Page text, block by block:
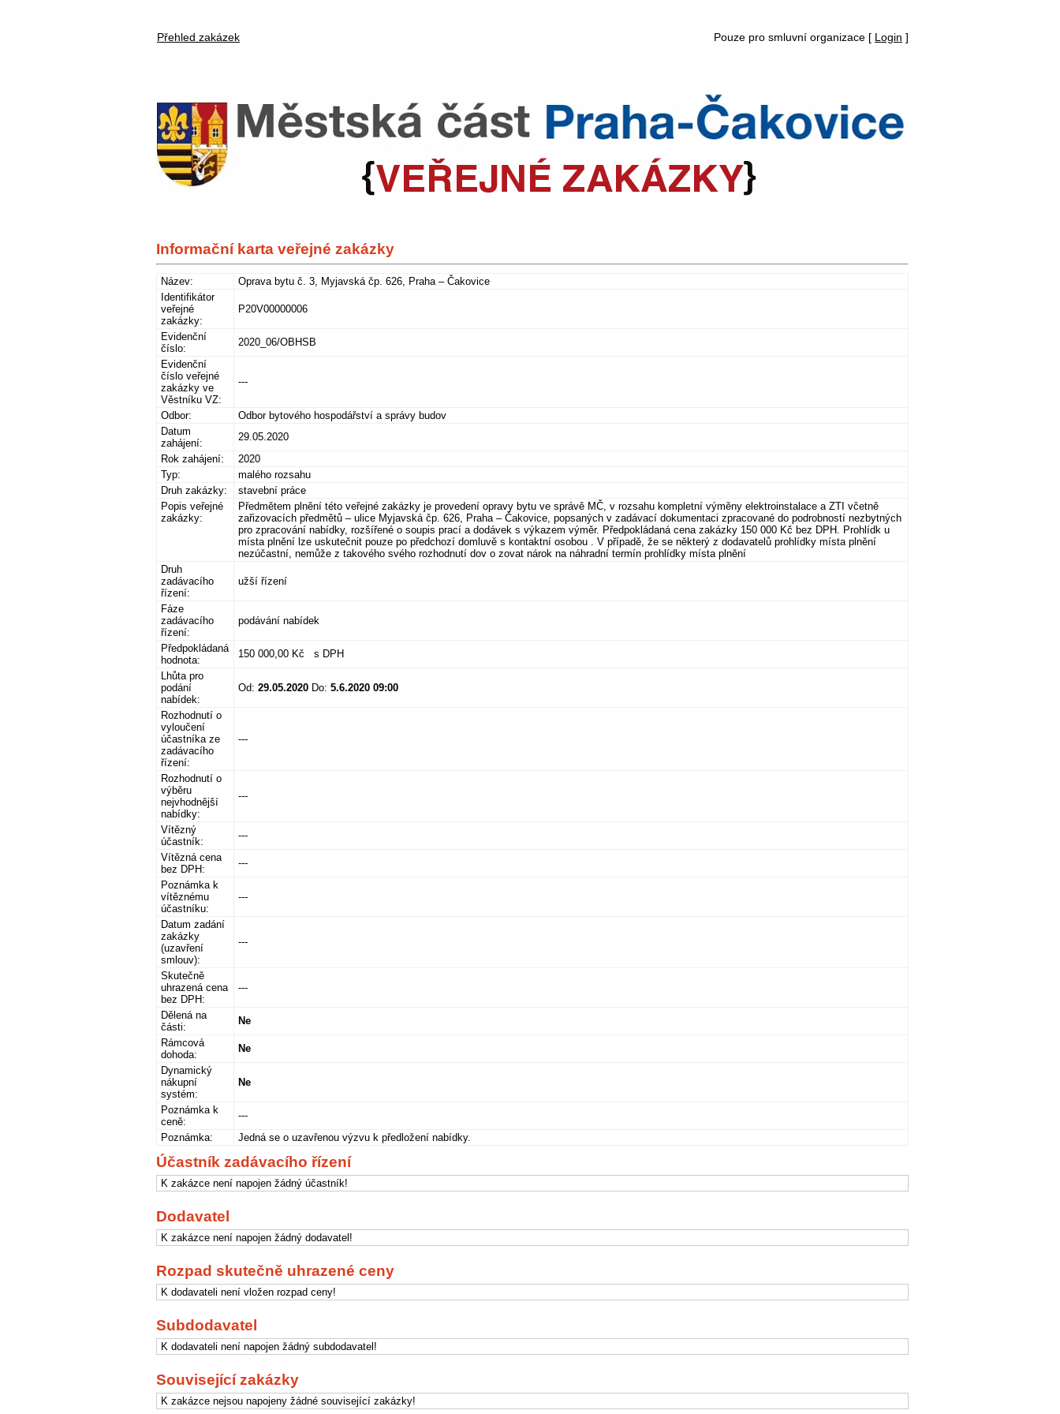
Přehled zakázek Pouze pro smluvní organizace [ Login ]
Informační karta veřejné zakázky
Název:
Oprava bytu č. 3, Myjavská čp. 626, Praha – Čakovice
Identifikátor
veřejné
zakázky:
P20V00000006
Evidenční
číslo:
2020_06/OBHSB
Evidenční
číslo veřejné
zakázky ve
Věstníku VZ:
---
Odbor:
Odbor bytového hospodářství a správy budov
Datum
zahájení:
29.05.2020
Rok zahájení:
2020
Typ:
malého rozsahu
Druh zakázky:
stavební práce
Popis veřejné
zakázky:
Předmětem plnění této veřejné zakázky je provedení opravy bytu ve správě MČ, v rozsahu kompletní výměny elektroinstalace a ZTI včetně
zařizovacích předmětů – ulice Myjavská čp. 626, Praha – Čakovice, popsaných v zadávací dokumentaci zpracované do podrobností nezbytných
pro zpracování nabídky, rozšířené o soupis prací a dodávek s výkazem výměr. Předpokládaná cena zakázky 150 000 Kč bez DPH. Prohlídk u
místa plnění lze uskutečnit pouze po předchozí domluvě s kontaktní osobou . V případě, že se některý z dodavatelů prohlídky místa plnění
nezúčastní, nemůže z takového svého rozhodnutí dov o zovat nárok na náhradní termín prohlídky místa plnění
Druh
zadávacího
řízení:
užší řízení
Fáze
zadávacího
řízení:
podávání nabídek
Předpokládaná
hodnota:
150 000,00 Kč s DPH
Lhůta pro
podání
nabídek:
Od:29.05.2020 Do:5.6.2020 09:00
Rozhodnutí o
vyloučení
účastníka ze
zadávacího
řízení:
---
Rozhodnutí o
výběru
nejvhodnější
nabídky:
---
Vítězný
účastník:
---
Vítězná cena
bez DPH:
---
Poznámka k
vítěznému
účastníku:
---
Datum zadání
zakázky
(uzavření
smlouv):
---
Skutečně
uhrazená cena
bez DPH:
---
Dělená na
části:
Ne
Rámcová
dohoda:
Ne
Dynamický
nákupní
systém:
Ne
Poznámka k
ceně:
---
Poznámka:
Jedná se o uzavřenou výzvu k předložení nabídky.
Účastník zadávacího řízení
K zakázce není napojen žádný účastník!
Dodavatel
K zakázce není napojen žádný dodavatel!
Rozpad skutečně uhrazené ceny
K dodavateli není vložen rozpad ceny!
Subdodavatel
K dodavateli není napojen žádný subdodavatel!
Související zakázky
K zakázce nejsou napojeny žádné související zakázky!